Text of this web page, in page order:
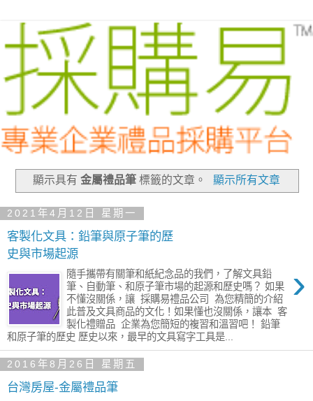
顯示具有 金屬禮品筆標籤的文章。 顯示所有文章
2021年4月12日 星期一
客製化文具：鉛筆與原子筆的歷
史與市場起源
›
隨手攜帶有關筆和紙紀念品的我們，了解文具鉛
筆、自動筆、和原子筆市場的起源和歷史嗎？ 如果
不懂沒關係，讓 採購易禮品公司 為您精簡的介紹
此普及文具商品的文化！如果懂也沒關係，讓本 客
製化禮贈品 企業為您簡短的複習和溫習吧！ 鉛筆
和原子筆的歷史 歷史以來，最早的文具寫字工具是...
2016年8月26日 星期五
台灣房屋-金屬禮品筆